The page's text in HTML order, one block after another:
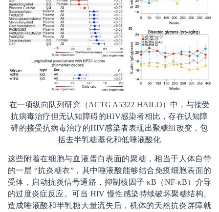
在一项纵向队列研究（ACTG A5322 HAILO）中，与接受
抗病毒治疗但无认知障碍的HIV感染者相比，存在认知障
碍的接受抗病毒治疗的HIV感染者表现出聚糖组改变，包
括去半乳糖基化和低唾液酸化
这些附着在细胞与血液蛋白表面的聚糖，相当于人体自带
的一层 “抗炎糖衣”，其中唾液酸能够结合免疫细胞表面的
受体，启动抗炎信号通路，抑制核因子 κB（NF-κB）介导
的过度炎症反应。可当 HIV 慢性感染持续破坏聚糖结构、
造成唾液酸和半乳糖大量流失后，机体的天然抗炎屏障就